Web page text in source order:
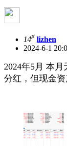
14# lizhen
2024-6-1
2024年5月 本
分红，但现金